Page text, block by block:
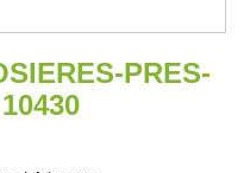
PRES-